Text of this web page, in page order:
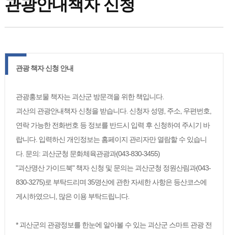
관광안내책자 신청
관광 책자 신청 안내
관광홍보물 책자는 괴산군 방문객을 위한 책입니다.
괴산의 관광안내책자 신청을 받습니다. 신청자 성명, 주소, 우편번호,
연락 가능한 전화번호 등 정보를 반드시 입력 후 신청하여 주시기 바
랍니다. 입력하신 개인정보는 홈페이지 관리자만 열람할 수 있습니
다. 문의: 괴산군청 문화체육관광과(043-830-3455)
"괴산명산 가이드북" 책자 신청 및 문의는 괴산군청 정원산림과(043-
830-3275)로 부탁드리며 35명산에 관한 자세한 사항은 등산코스에
게시하였으니, 많은 이용 부탁드립니다.
* 괴산군의 관광정보를 한눈에 알아볼 수 있는 괴산군 스마트 관광 전